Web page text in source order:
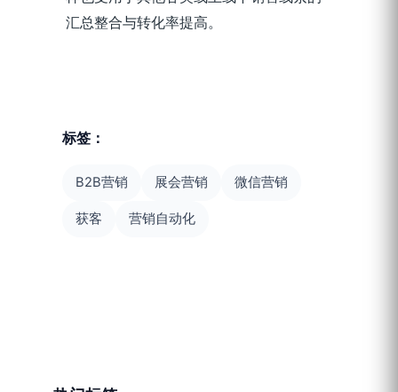
汇总整合与转化率提高。
标签：
B2B营销 展会营销 微信营销
获客 营销自动化